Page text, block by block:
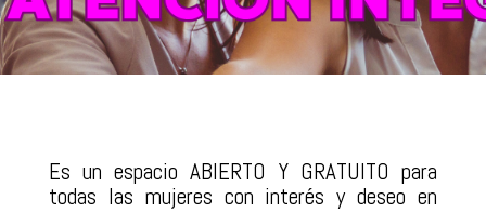
Es un espacio ABIERTO Y GRATUITO para
todas las mujeres con interés y deseo en